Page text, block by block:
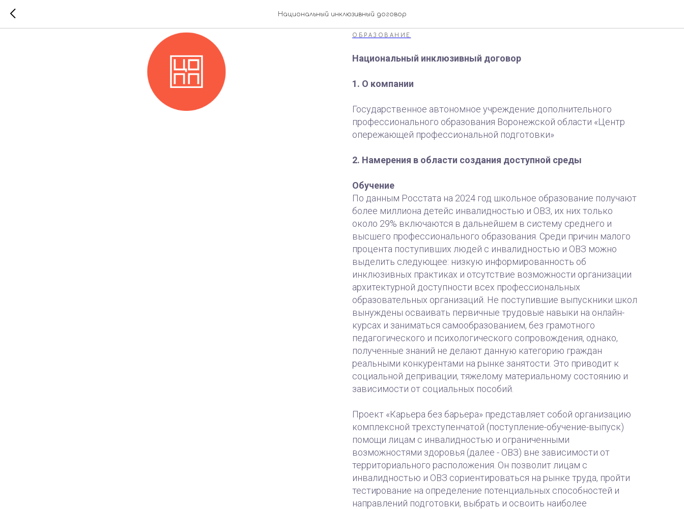
Национальный инклюзивный договорГАУ ДПО ВО «ЦОПП»
ОБРАЗОВАНИЕ
Национальный инклюзивный договор
1. О компании
Государственное автономное учреждение дополнительного
профессионального образования Воронежской области «Центр
опережающей профессиональной подготовки»
2. Намерения в области создания доступной среды
Обучение
По данным Росстата на 2024 год школьное образование получают
более миллиона детейс инвалидностью и ОВЗ, их них только
около 29% включаются в дальнейшем в систему среднего и
высшего профессионального образования. Среди причин малого
процента поступивших людей с инвалидностью и ОВЗ можно
выделить следующее: низкую информированность об
инклюзивных практиках и отсутствие возможности организации
архитектурной доступности всех профессиональных
образовательных организаций. Не поступившие выпускники школ
вынуждены осваивать первичные трудовые навыки на онлайн-
курсах и заниматься самообразованием, без грамотного
педагогического и психологического сопровождения, однако,
полученные знаний не делают данную категорию граждан
реальными конкурентами на рынке занятости. Это приводит к
социальной депривации, тяжелому материальному состоянию и
зависимости от социальных пособий.
Проект «Карьера без барьера» представляет собой организацию
комплексной трехступенчатой (поступление-обучение-выпуск)
помощи лицам с инвалидностью и ограниченными
возможностями здоровья (далее - ОВЗ) вне зависимости от
территориального расположения. Он позволит лицам с
инвалидностью и ОВЗ сориентироваться на рынке труда, пройти
тестирование на определение потенциальных способностей и
направлений подготовки, выбрать и освоить наиболее